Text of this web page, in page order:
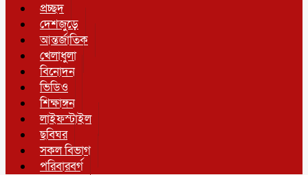
প্রচ্ছদ
দেশজুড়ে
আন্তর্জাতিক
খেলাধুলা
বিনোদন
ভিডিও
শিক্ষাঙ্গন
লাইফস্টাইল
ছবিঘর
সকল বিভাগ
পরিবারবর্গ